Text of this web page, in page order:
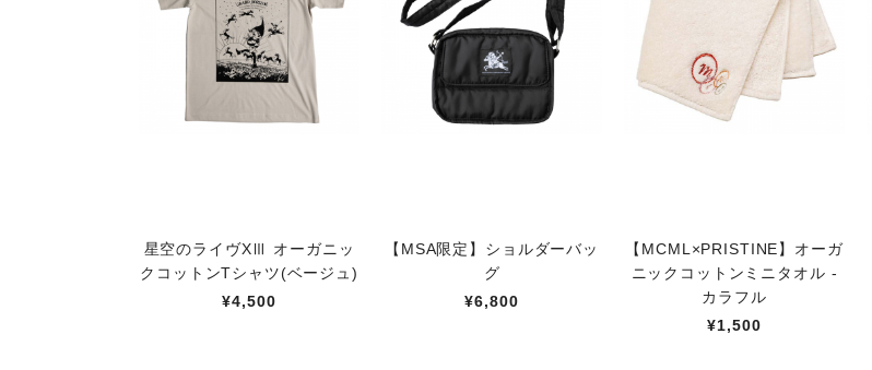
星空のライヴXⅢ オーガニッ
クコットンTシャツ(ベージュ)
¥4,500
【MSA限定】ショルダーバッ
グ
¥6,800
【MCML×PRISTINE】オーガ
ニックコットンミニタオル -
カラフル
¥1,500